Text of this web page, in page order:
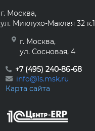
г. Москва,
ул. Миклухо-Маклая 32 к.1
г. Москва,
ул. Сосновая, 4
+7 (495) 240-86-68
info@1s.msk.ru
Карта сайта